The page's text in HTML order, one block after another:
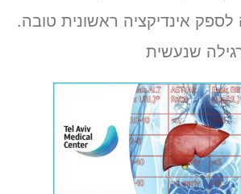
לספק אינדיקציה ראשונית טובה.
שנעשית